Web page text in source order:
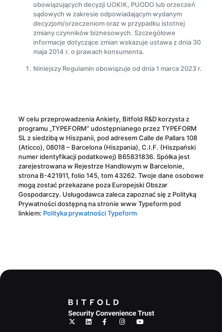
obowiązujących decyzji UOKIK, PUODO lub orzeczeń
sądowych w zakresie odpowiadającym wydanym
decyzjom/orzeczeniom oraz w przypadku istotnej
zmiany czynników biznesowych. Szczegółowe
informacje dotyczące zmian wskazuje ustawa z dnia 30
maja 2014 r. o prawach konsumenta.
Niniejszy Regulamin obowiązuje od dnia 1 marca 2023 r.
W celu przeprowadzenia Ankiety, Bitfold R&D korzysta z
programu „TYPEFORM” udostępnianego przez TYPEFORM
SL z siedzibą w Hiszpanii, pod adresem Calle de Pallars 108
(Aticco), 08018 – Barcelona (Hiszpania), C.I.F. (Hiszpański
numer identyfikacji podatkowej) B65831836. Spółka jest
zarejestrowana w Rejestrze Handlowym w Barcelonie,
strona B-421911, folio 145, tom 43262. Twoje dane osobowe
mogą zostać przekazane poza Europejski Obszar
Gospodarczy. Usługodawca zaleca zapoznać się z Polityką
Prywatności dostępną na stronie www Typeform pod
linkiem: Polityka prywatności Typeform